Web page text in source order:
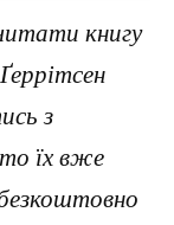
книгу
з
їх вже